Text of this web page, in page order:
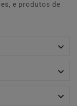
e produtos de


